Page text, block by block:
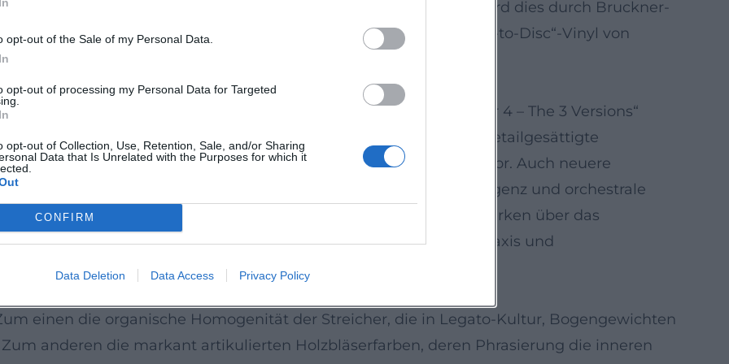
opt-out of the Sale of my Personal Data.
opt-out of processing my Personal Data for Targeted
opt-out of Collection, Use, Retention, Sale, and/or Sharing
Data that Is Unrelated with the Purposes for which it
CONFIRM
Data Deletion Data Access Privacy Policy
– über Komponisten und Epochen hinweg bündelt. Ergänzt wird dies durch Bruckner-
auf höchstem Niveau agieren, sowie Projekte wie das „Direct-to-Disc“-Vinyl von
Produktion hörbar macht.
durch Leistung
Autorität: Für die vierfach angelegte Edition „Bruckner 4 – The 3 Versions“
International Classical Music Award (ICMA). Kritiken heben die detailgesättigte
Spätromantik und das differenzierte Blech-Holt-Verhältnis hervor. Auch neuere
an – etwa „Helden – Leben – Lied“, dessen dramaturgische Stringenz und orchestrale
Staatsorchesters gewürdigt wird. Diese Anerkennungen wirken über das
ans Live-Erlebnis und setzen Maßstäbe für Aufführungspraxis und
Signatur
einen die organische Homogenität der Streicher, die in Legato-Kultur, Bogengewichten
anderen die markant artikulierten Holzbläserfarben, deren Phrasierung die inneren